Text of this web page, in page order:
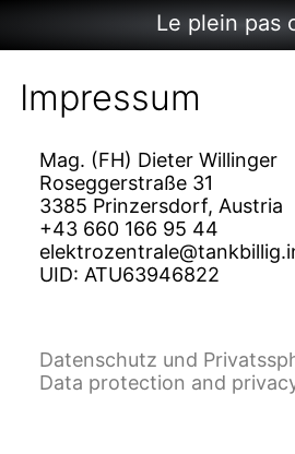
Le plein pas
Impressum
Mag. (FH) Dieter Willinger
Roseggerstraße 31
3385 Prinzersdorf, Austria
+43 660 166 95 44
UID: ATU63946822
Datenschutz und
Data protection and